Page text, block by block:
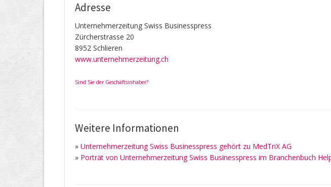
Adresse
Unternehmerzeitung Swiss Businesspress
Zürcherstrasse 20
8952 Schlieren
www.unternehmerzeitung.ch
Sind Sie der Geschäftsinhaber?
Weitere Informationen
» Unternehmerzeitung Swiss Businesspress gehört zu MedTriX AG
» Porträt von Unternehmerzeitung Swiss Businesspress im Branchenbuch